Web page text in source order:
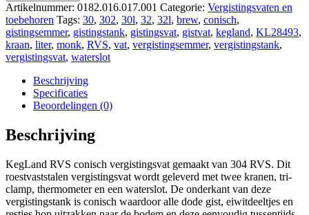
Artikelnummer: 0182.016.017.001 Categorie: Vergistingsvaten en
toebehoren Tags: 30, 302, 30l, 32, 32l, brew, conisch,
gistingsemmer, gistingstank, gistingsvat, gistvat, kegland, KL28493,
kraan, liter, monk, RVS, vat, vergistingsemmer, vergistingstank,
vergistingsvat, waterslot
Beschrijving
Specificaties
Beoordelingen (0)
Beschrijving
KegLand RVS conisch vergistingsvat gemaakt van 304 RVS. Dit
roestvaststalen vergistingsvat wordt geleverd met twee kranen, tri-
clamp, thermometer en een waterslot. De onderkant van deze
vergistingstank is conisch waardoor alle dode gist, eiwitdeeltjes en